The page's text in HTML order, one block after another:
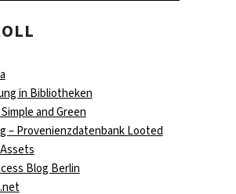
in Bibliotheken
and Green
– Provenienzdatenbank Looted
Blog Berlin